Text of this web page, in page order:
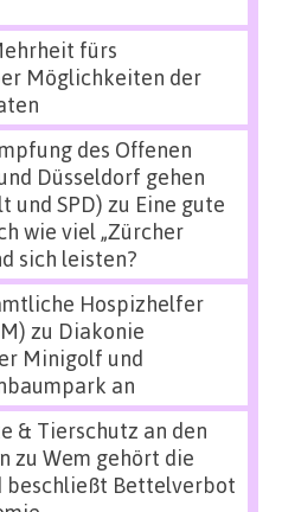
fürs
Möglichkeiten der
des Offenen
Düsseldorf gehen
und SPD) zu Eine gute
wie viel „Zürcher
sich leisten?
Hospizhelfer
zu Diakonie
Minigolf und
an
& Tierschutz an den
zu Wem gehört die
beschließt Bettelverbot